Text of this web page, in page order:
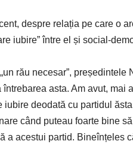
despre relația pe care o
iubire” între el și social-
rău necesar”, președintele
asta. Am avut,
deodată cu partidul
când puteau foarte bine
a acestui partid. Bineînțeles